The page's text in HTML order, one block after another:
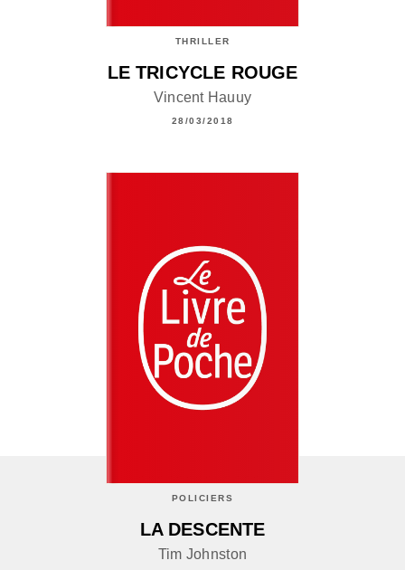
THRILLER
LE TRICYCLE ROUGE
Vincent Hauuy
28/03/2018
POLICIERS
LA DESCENTE
Tim Johnston